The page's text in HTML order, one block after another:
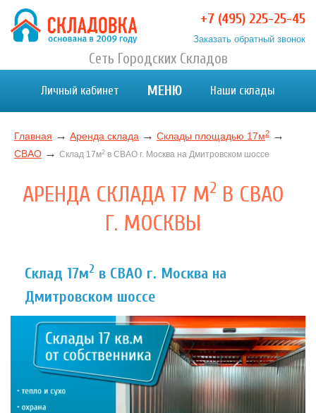
Хранение вещей в Москве и МО. Склад временного
Хранение вещей в Москве и МО. Склад временного хранения. Складовка
+7 (495) 225-25-45
Заказать обратный звонок
Сеть Городских Складов
Личный кабинет МЕНЮ Наши склады
Главная → Аренда склада → Склады площадью 17м2 →
СВАО → Склад 17м2 в СВАО г. Москва на Дмитровском шоссе
АРЕНДА СКЛАДА 17 М2В СВАО
Г. МОСКВЫ
Склад 17м2 в СВАО г. Москва на
Дмитровском шоссе